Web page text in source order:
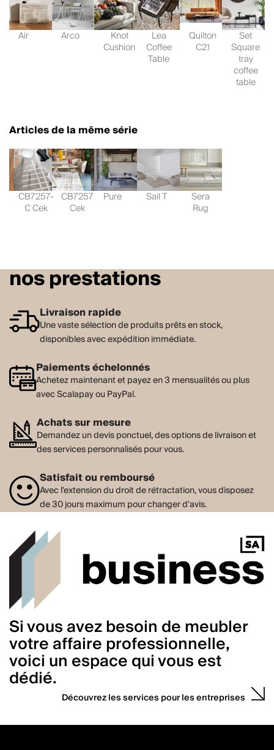
Air Arco Knot
Cushion
Lea
Coffee
Table
Quilton
C21
Set
Square
tray
coffee
table
Articles de la même série
CB7257-
C Cek
CB7257
Cek
Pure Sail T Sera
Rug
nos prestations
Livraison rapide
Une vaste sélection de produits prêts en stock,
disponibles avec expédition immédiate.
Paiements échelonnés
Achetez maintenant et payez en 3 mensualités ou plus
avec Scalapay ou PayPal.
Achats sur mesure
Demandez un devis ponctuel, des options de livraison et
des services personnalisés pour vous.
Satisfait ou remboursé
Avec l'extension du droit de rétractation, vous disposez
de 30 jours maximum pour changer d'avis.
Si vous avez besoin de meubler
votre affaire professionnelle,
voici un espace qui vous est
dédié.
Découvrez les services pour les entreprises